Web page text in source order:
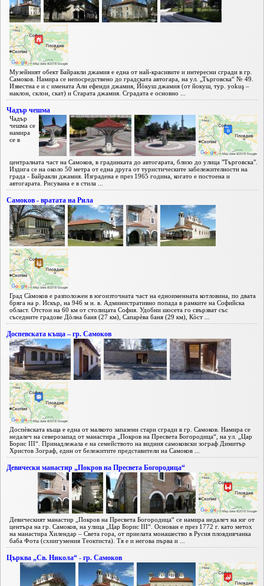
Музейният обект Байракли джамия е една от най-красивите и интересни сгради в гр.
Самоков. Намира се непосредствено до градската автогара, на ул. „Търговска“ № 49.
Известна е и с имената Али ефенди джамия, Йòкуш джамия (от йокуш, тур. yokuş –
наклон, склон, скат) и Старата джамия. Сградата е основно ...
Чадър чешма
Чадър
чешма се
намира
се в
централната част на Самоков, в градинката до автогарата, близо до улица "Търговска".
Издига се на около 50 метра от една друга от туристическите забележителности на
града - Байракли джамия. Изградена е през 1965 година, когато е постоена и
автогарата. Рисувана е в стила ...
Самоков - вратата на Рила
Град Сàмоков е разположен в югоизточната част на едноименната котловина, по двата
бряга на р. Искър, на 946 м н. в. Административно попада в рамките на Софийска
област. Отстои на 60 км от столицата София. Удобни шосета го свързват със
съседните градове Дòлна баня (27 км), Сапарèва баня (29 км), Кòст ...
Доспевската къща – гр. Самоков
Доспèвската къща е една от малкото запазени стари сгради в гр. Самоков. Намира се
недалеч на северозапад от манастира „Покров на Пресвета Богородица“, на ул. „Цар
Борис III“. Принадлежала е на семейството на видния самоковски зограф Димитър
Христов Зограф, един от бележитите представители на Самоков ...
Девически манастир „Покров на Пресвета Богородица“
Девическият манастир „Покров на Пресвета Богородица“ се намира недалеч на юг от
центъра на гр. Самоков, на улица „Цар Борис III“. Основан е през 1772 г. като метох
на манастира Хилендар – Света гора, от приелата монашество в Русия пловдивчанка
баба Фота (схиигумения Теоктиста). Тя е и негова първа и ...
Църква „Св. Никола“ - гр. Самоков